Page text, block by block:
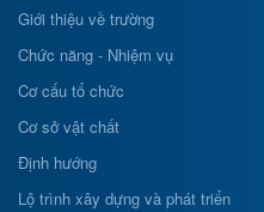
Giới thiệu về trường
Chức năng - Nhiệm vụ
Cơ cấu tổ chức
Cơ sở vật chất
Định hướng
Lộ trình xây dựng và phát triển